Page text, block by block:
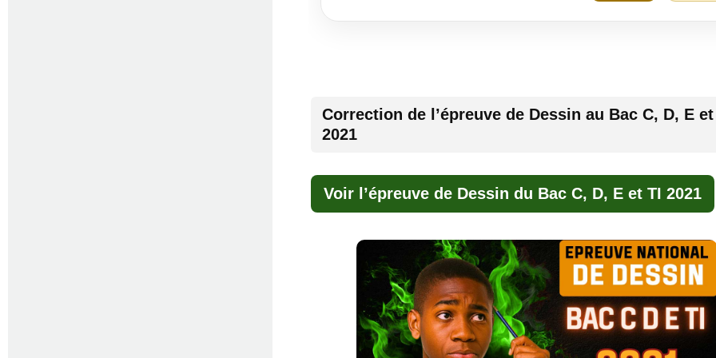
Correction de l’épreuve de Dessin au Bac C, D, E
2021
Voir l’épreuve de Dessin du Bac C, D, E et TI 2021